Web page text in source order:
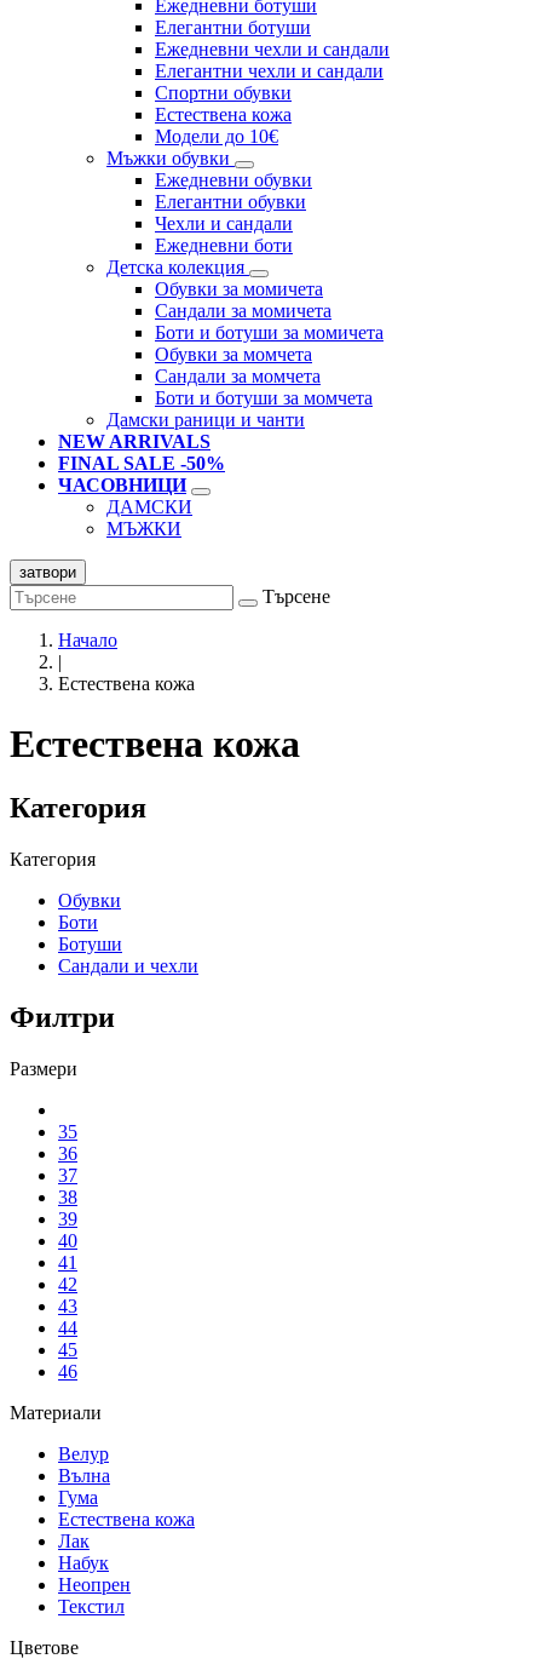
Eжедневни ботуши
Eлегантни ботуши
Ежедневни чехли и сандали
Елегантни чехли и сандали
Спортни обувки
Естествена кожа
Модели до 10€
Мъжки обувки
Ежедневни обувки
Елегантни обувки
Чехли и сандали
Ежедневни боти
Детска колекция
Обувки за момичета
Сандали за момичета
Боти и ботуши за момичета
Обувки за момчета
Сандали за момчета
Боти и ботуши за момчета
Дамски раници и чанти
NEW ARRIVALS
FINAL SALE -50%
ЧАСОВНИЦИ
ДАМСКИ
МЪЖКИ
затвори
Търсене
Начало
|
Естествена кожа
Естествена кожа
Категория
Категория
Обувки
Боти
Ботуши
Сандали и чехли
Филтри
Размери
35
36
37
38
39
40
41
42
43
44
45
46
Материали
Велур
Вълна
Гума
Естествена кожа
Лак
Набук
Неопрен
Текстил
Цветове